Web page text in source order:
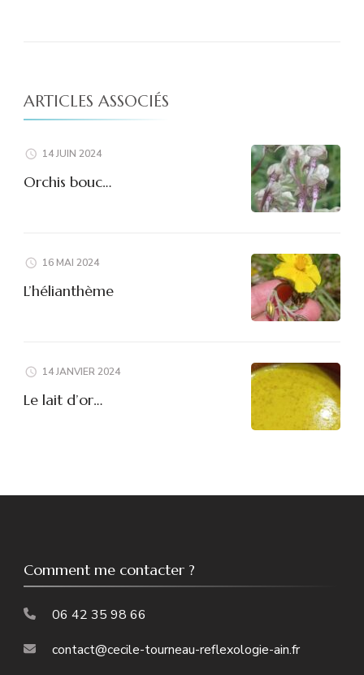
ARTICLES ASSOCIÉS
14 JUIN 2024
Orchis bouc…
16 MAI 2024
L’hélianthème
14 JANVIER 2024
Le lait d’or…
Comment me contacter ?
06 42 35 98 66
contact@cecile-tourneau-reflexologie-ain.fr